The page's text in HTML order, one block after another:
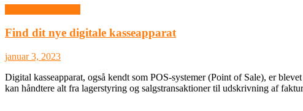
Find dit nye digitale kasseapparat
januar 3, 2023
Digital kasseapparat, også kendt som POS-systemer (Point of Sale), er
kan håndtere alt fra lagerstyring og salgstransaktioner til udskrivning af